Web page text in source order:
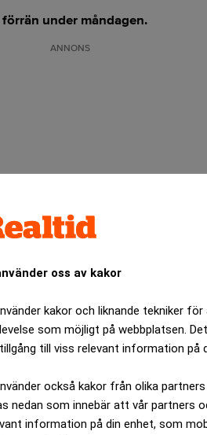
oss av kakor
kakor och liknande tekniker
som möjligt på webbplatsen.
till viss relevant information på
också kakor från olika
nedan som innebär att vår partners
information på din enhet, som
under måndagen.
ANNONS
Tiger Woods tvinga fram ett
säger Rocco Mediate som ska
dagen började men fick en
tog i stället över ledningen och